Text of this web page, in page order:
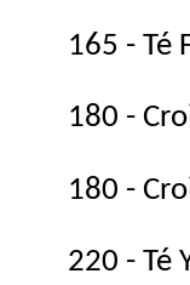
165 - Té
180 -
180 -
220 - Té